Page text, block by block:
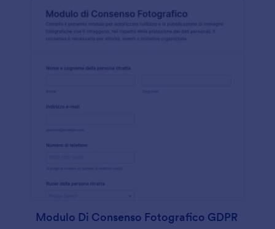
Modulo Di Consenso Fotografico GDPR